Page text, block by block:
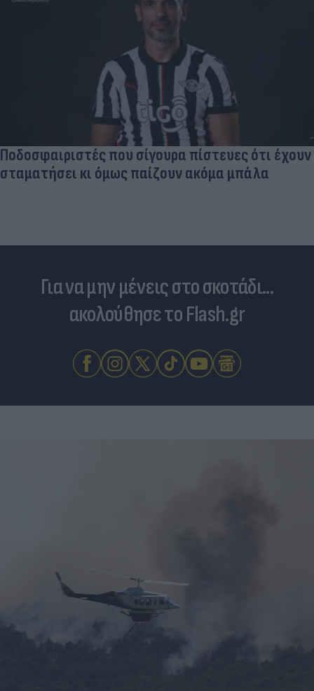
Ποδοσφαιριστές που σίγουρα πίστευες ότι έχουν
σταματήσει κι όμως παίζουν ακόμα μπάλα
Για να μην μένεις στο σκοτάδι...
ακολούθησε το Flash.gr